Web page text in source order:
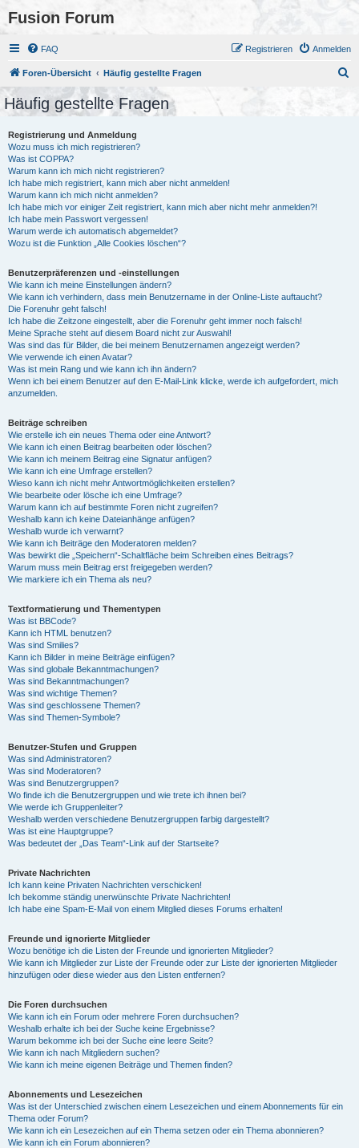
Fusion Forum
FAQ Anmelden
Registrieren
Foren-Übersicht Häufig gestellte Fragen
Häufig gestellte Fragen
Registrierung und Anmeldung
Wozu muss ich mich registrieren?
Was ist COPPA?
Warum kann ich mich nicht registrieren?
Ich habe mich registriert, kann mich aber nicht anmelden!
Warum kann ich mich nicht anmelden?
Ich habe mich vor einiger Zeit registriert, kann mich aber nicht mehr anmelden?!
Ich habe mein Passwort vergessen!
Warum werde ich automatisch abgemeldet?
Wozu ist die Funktion „Alle Cookies löschen“?
Benutzerpräferenzen und -einstellungen
Wie kann ich meine Einstellungen ändern?
Wie kann ich verhindern, dass mein Benutzername in der Online-Liste auftaucht?
Die Forenuhr geht falsch!
Ich habe die Zeitzone eingestellt, aber die Forenuhr geht immer noch falsch!
Meine Sprache steht auf diesem Board nicht zur Auswahl!
Was sind das für Bilder, die bei meinem Benutzernamen angezeigt werden?
Wie verwende ich einen Avatar?
Was ist mein Rang und wie kann ich ihn ändern?
Wenn ich bei einem Benutzer auf den E-Mail-Link klicke, werde ich aufgefordert, mich
anzumelden.
Beiträge schreiben
Wie erstelle ich ein neues Thema oder eine Antwort?
Wie kann ich einen Beitrag bearbeiten oder löschen?
Wie kann ich meinem Beitrag eine Signatur anfügen?
Wie kann ich eine Umfrage erstellen?
Wieso kann ich nicht mehr Antwortmöglichkeiten erstellen?
Wie bearbeite oder lösche ich eine Umfrage?
Warum kann ich auf bestimmte Foren nicht zugreifen?
Weshalb kann ich keine Dateianhänge anfügen?
Weshalb wurde ich verwarnt?
Wie kann ich Beiträge den Moderatoren melden?
Was bewirkt die „Speichern“-Schaltfläche beim Schreiben eines Beitrags?
Warum muss mein Beitrag erst freigegeben werden?
Wie markiere ich ein Thema als neu?
Textformatierung und Thementypen
Was ist BBCode?
Kann ich HTML benutzen?
Was sind Smilies?
Kann ich Bilder in meine Beiträge einfügen?
Was sind globale Bekanntmachungen?
Was sind Bekanntmachungen?
Was sind wichtige Themen?
Was sind geschlossene Themen?
Was sind Themen-Symbole?
Benutzer-Stufen und Gruppen
Was sind Administratoren?
Was sind Moderatoren?
Was sind Benutzergruppen?
Wo finde ich die Benutzergruppen und wie trete ich ihnen bei?
Wie werde ich Gruppenleiter?
Weshalb werden verschiedene Benutzergruppen farbig dargestellt?
Was ist eine Hauptgruppe?
Was bedeutet der „Das Team“-Link auf der Startseite?
Private Nachrichten
Ich kann keine Privaten Nachrichten verschicken!
Ich bekomme ständig unerwünschte Private Nachrichten!
Ich habe eine Spam-E-Mail von einem Mitglied dieses Forums erhalten!
Freunde und ignorierte Mitglieder
Wozu benötige ich die Listen der Freunde und ignorierten Mitglieder?
Wie kann ich Mitglieder zur Liste der Freunde oder zur Liste der ignorierten Mitglieder
hinzufügen oder diese wieder aus den Listen entfernen?
Die Foren durchsuchen
Wie kann ich ein Forum oder mehrere Foren durchsuchen?
Weshalb erhalte ich bei der Suche keine Ergebnisse?
Warum bekomme ich bei der Suche eine leere Seite?
Wie kann ich nach Mitgliedern suchen?
Wie kann ich meine eigenen Beiträge und Themen finden?
Abonnements und Lesezeichen
Was ist der Unterschied zwischen einem Lesezeichen und einem Abonnements für ein
Thema oder Forum?
Wie kann ich ein Lesezeichen auf ein Thema setzen oder ein Thema abonnieren?
Wie kann ich ein Forum abonnieren?